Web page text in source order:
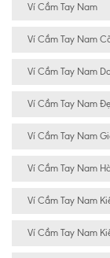
Ví Cầm Tay Nam
Ví Cầm Tay Nam
Ví Cầm Tay Nam
Ví Cầm Tay Nam
Ví Cầm Tay Nam
Ví Cầm Tay Nam
Ví Cầm Tay Nam
Ví Cầm Tay Nam